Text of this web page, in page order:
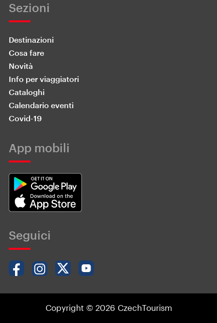
Sezioni
Destinazioni
Cosa fare
Novità
Info per viaggiatori
Cataloghi
Calendario eventi
Covid-19
App mobili
Seguici
Copyright © 2026 CzechTourism